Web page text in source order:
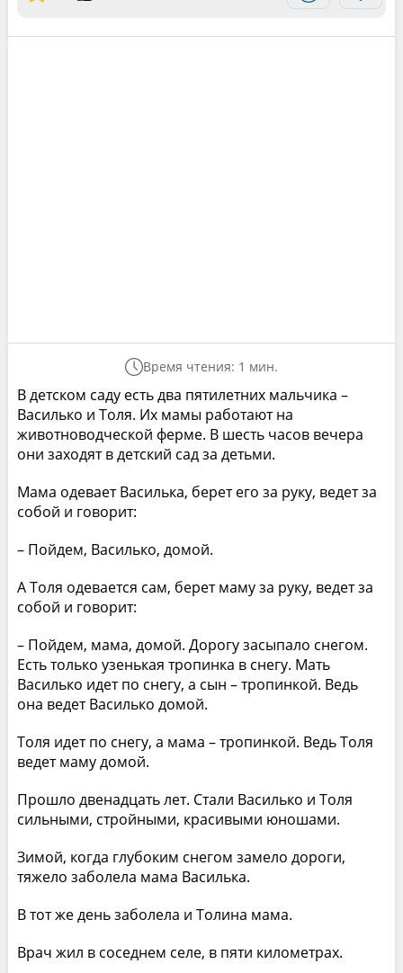
Время чтения: 1 мин.
В детском саду есть два пятилетних мальчика –
Василько и Толя. Их мамы работают на
животноводческой ферме. В шесть часов вечера
они заходят в детский сад за детьми.
Мама одевает Василька, берет его за руку, ведет за
собой и говорит:
– Пойдем, Василько, домой.
А Толя одевается сам, берет маму за руку, ведет за
собой и говорит:
– Пойдем, мама, домой. Дорогу засыпало снегом.
Есть только узенькая тропинка в снегу. Мать
Василько идет по снегу, а сын – тропинкой. Ведь
она ведет Василько домой.
Толя идет по снегу, а мама – тропинкой. Ведь Толя
ведет маму домой.
Прошло двенадцать лет. Стали Василько и Толя
сильными, стройными, красивыми юношами.
Зимой, когда глубоким снегом замело дороги,
тяжело заболела мама Василька.
В тот же день заболела и Толина мама.
Врач жил в соседнем селе, в пяти километрах.